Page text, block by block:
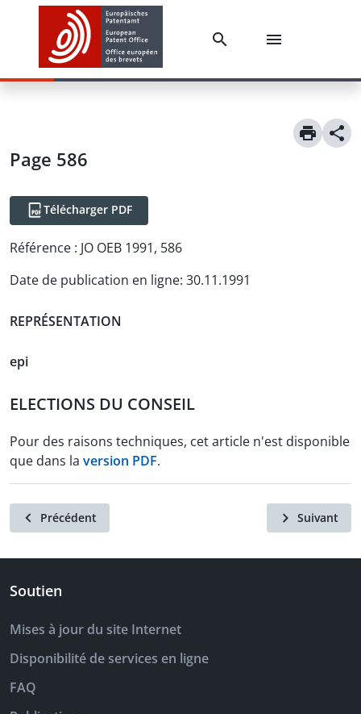
Page 586
Télécharger PDF
Référence : JO OEB 1991, 586
Date de publication en ligne: 30.11.1991
REPRÉSENTATION
epi
ELECTIONS DU CONSEIL
Pour des raisons techniques, cet article n'est disponible
que dans la version PDF.
Précédent Suivant
Soutien
Mises à jour du site Internet
Disponibilité de services en ligne
FAQ